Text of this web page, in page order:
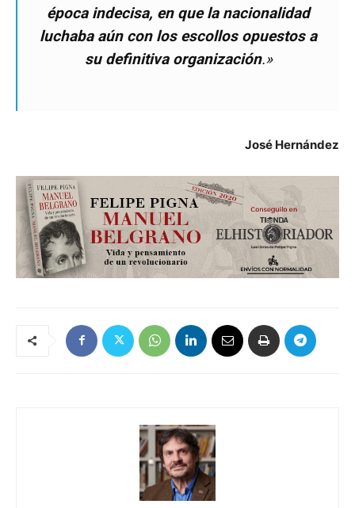
época indecisa, en que la nacionalidad
luchaba aún con los escollos opuestos a
su definitiva organización.»
José Hernández